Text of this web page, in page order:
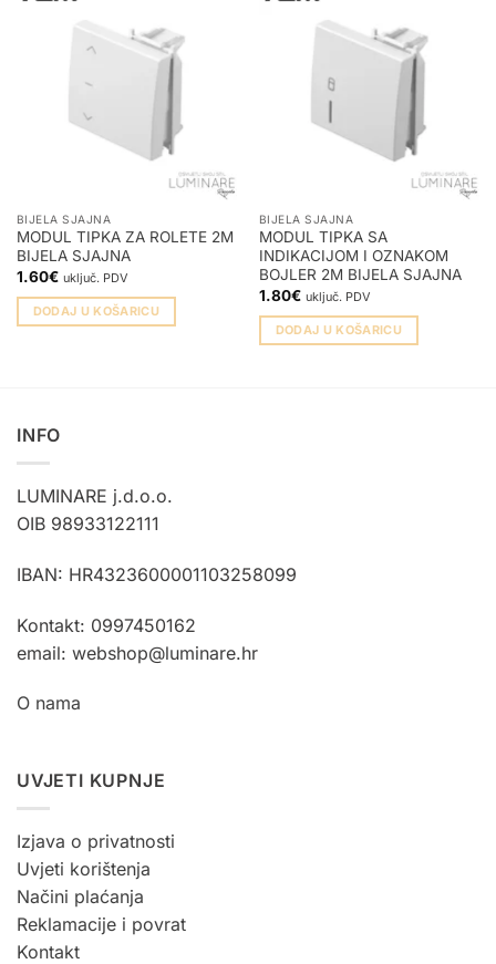
BIJELA SJAJNA
MODUL TIPKA ZA ROLETE 2M
BIJELA SJAJNA
1.60€ uključ. PDV
DODAJ U KOŠARICU
BIJELA SJAJNA
MODUL TIPKA SA
INDIKACIJOM I OZNAKOM
BOJLER 2M BIJELA SJAJNA
1.80€ uključ. PDV
DODAJ U KOŠARICU
INFO
LUMINARE j.d.o.o.
OIB 98933122111
IBAN: HR4323600001103258099
Kontakt: 0997450162
email: webshop@luminare.hr
O nama
UVJETI KUPNJE
Izjava o privatnosti
Uvjeti korištenja
Načini plaćanja
Reklamacije i povrat
Kontakt